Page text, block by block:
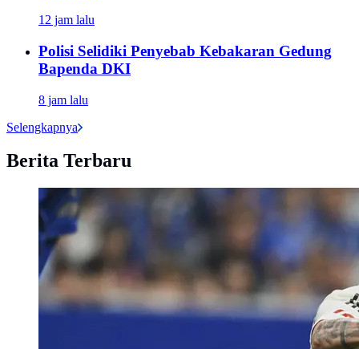
12 jam lalu
Polisi Selidiki Penyebab Kebakaran Gedung
Bapenda DKI
8 jam lalu
Selengkapnya
Berita Terbaru